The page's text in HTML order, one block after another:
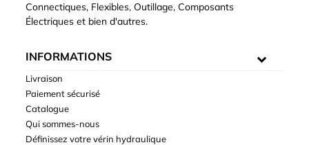
Connectiques, Flexibles, Outillage, Composants
Électriques et bien d'autres.
INFORMATIONS
Livraison
Paiement sécurisé
Catalogue
Qui sommes-nous
Définissez votre vérin hydraulique